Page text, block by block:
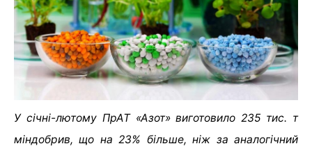
У січні-лютому ПрАТ «Азот» виготовило 235 тис. т
міндобрив, що на 23% більше, ніж за аналогічний